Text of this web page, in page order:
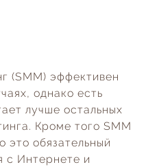
(SMM) эффективен
однако есть
лучше остальных
Кроме того SMM
это обязательный
с Интернете и